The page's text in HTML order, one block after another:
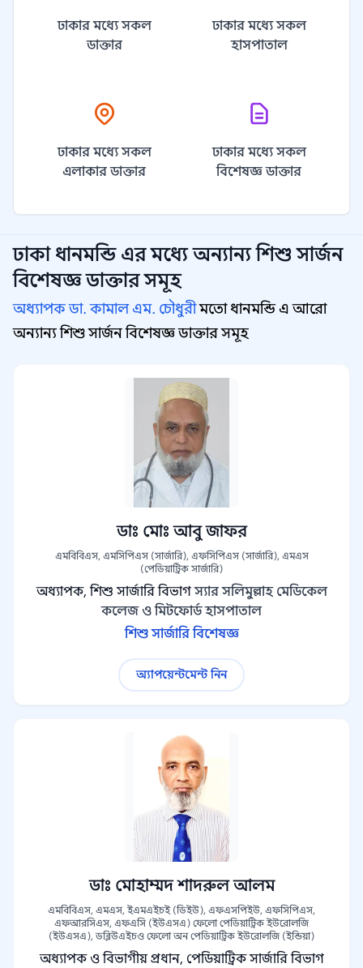
ঢাকার মধ্যে সকল
ডাক্তার
ঢাকার মধ্যে সকল
হাসপাতাল
ঢাকার মধ্যে সকল
এলাকার ডাক্তার
ঢাকার মধ্যে সকল
বিশেষজ্ঞ ডাক্তার
ঢাকা ধানমন্ডি এর মধ্যে অন্যান্যশিশু সার্জন
বিশেষজ্ঞ ডাক্তার সমূহ
অধ্যাপক ডা. কামাল এম. চৌধুরীমতো ধানমন্ডি এ আরো
অন্যান্য শিশু সার্জন বিশেষজ্ঞ ডাক্তার সমূহ
ডাঃ মোঃ আবু জাফর
এমবিবিএস, এমসিপিএস (সার্জারি), এফসিপিএস (সার্জারি), এমএস
(পেডিয়াট্রিক সার্জারি)
অধ্যাপক, শিশু সার্জারি বিভাগ স্যার সলিমুল্লাহ মেডিকেল
কলেজ ও মিটফোর্ড হাসপাতাল
শিশু সার্জারি বিশেষজ্ঞ
অ্যাপয়েন্টমেন্ট নিন
ডাঃ মোহাম্মদ শাদরুল আলম
এমবিবিএস, এমএস, ইএমএইচই (ডিইউ), এফএসপিইউ, এফসিপিএস,
এফআরসিএস, এফএসি (ইউএসএ) ফেলো পেডিয়াট্রিক ইউরোলজি
(ইউএসএ), ডব্লিউএইচও ফেলো অন পেডিয়াট্রিক ইউরোলজি (ইন্ডিয়া)
অধ্যাপক ও বিভাগীয় প্রধান, পেডিয়াট্রিক সার্জারি বিভাগ